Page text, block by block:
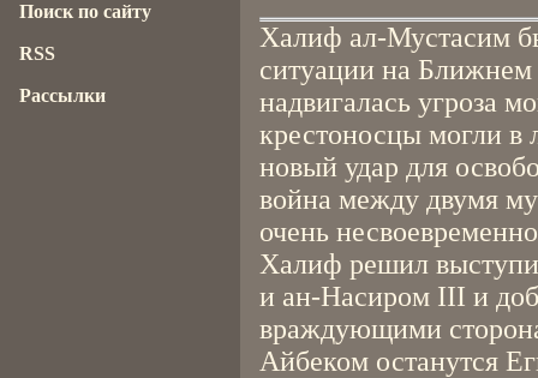
Халиф ал-Мустасим
ситуации на
надвигалась угроза
крестоносцы могли в
новый удар для
война между двумя
очень
Халиф решил
и ан-Насиром III и
враждующими
Айбеком останутся
Поиск по сайту
RSS
Рассылки